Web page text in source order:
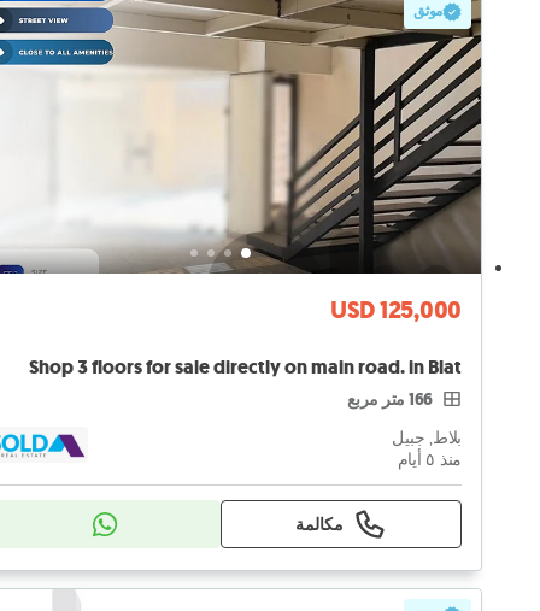
موثق
USD 125,000
Shop 3 floors for sale directly on main road. in Blat
166 متر مربع
بلاط, جبيل
منذ ٥ أيام
مكالمة